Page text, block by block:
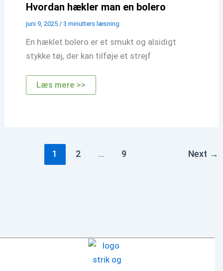
Hvordan hækler man en bolero
juni 9, 2025 / 3 minutters læsning
En hæklet bolero er et smukt og alsidigt
stykke tøj, der kan tilføje et strejf
Hvordan
hækler
Læs mere >>
1 2 … 9 Next →